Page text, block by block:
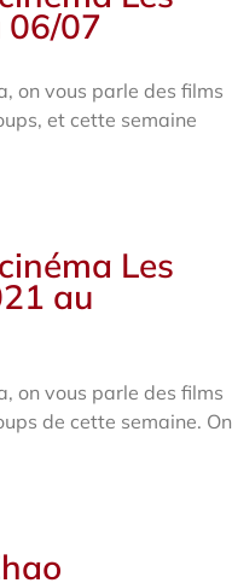
06/07
on vous parle des films
et cette semaine
Les
au
on vous parle des films
de cette semaine. On